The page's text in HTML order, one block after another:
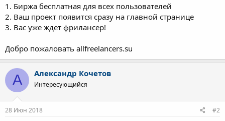
1. Биржа бесплатная для всех пользователей
2. Ваш проект появится сразу на главной странице
3. Вас уже ждет фрилансер!
Добро пожаловать allfreelancers.su
А Александр Кочетов
Интересующийся
28 Июн 2018 #2